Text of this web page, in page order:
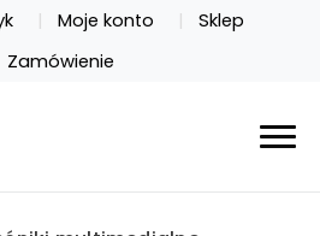
Moje konto
Sklep
Zamówienie